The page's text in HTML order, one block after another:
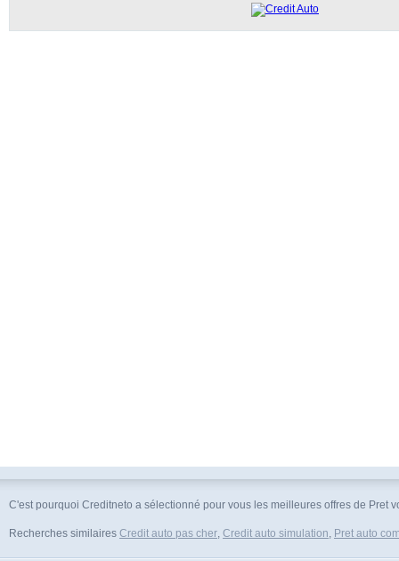
C'est pourquoi Creditneto a sélectionné pour vous les meilleures offres de
Recherches similaires Credit auto pas cher, Credit auto simulation, Pret auto